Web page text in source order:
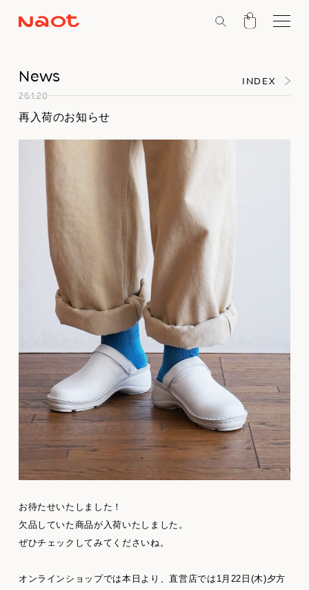
News INDEX
26.1.20
再入荷のお知らせ
お待たせいたしました！
欠品していた商品が入荷いたしました。
ぜひチェックしてみてくださいね。
オンラインショップでは本日より、直営店では1月22日(木)夕方